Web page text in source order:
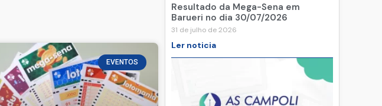
EVENTOS
Resultado da Mega-Sena em
Barueri no dia 30/07/2026
31 de julho de 2026
Ler noticia